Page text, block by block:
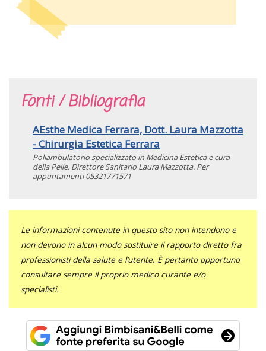
Fonti / Bibliografia
AEsthe Medica Ferrara, Dott. Laura Mazzotta
- Chirurgia Estetica Ferrara
Poliambulatorio specializzato in Medicina Estetica e cura
della Pelle. Direttore Sanitario Laura Mazzotta. Per
appuntamenti 05321771571
Le informazioni contenute in questo sito non intendono e
non devono in alcun modo sostituire il rapporto diretto fra
professionisti della salute e l’utente. È pertanto opportuno
consultare sempre il proprio medico curante e/o
specialisti.